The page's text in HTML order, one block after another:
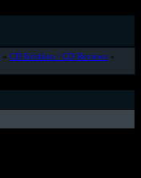
» CD Kritiken / CD Reviews»